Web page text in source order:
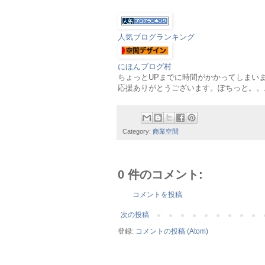
人気ブログランキング
にほんブログ村
ちょっとUPまでに時間がかかってしまい
応援ありがとうございます。ぽちっと。
Category: 商業空間
0 件のコメント:
コメントを投稿
次の投稿
登録: コメントの投稿 (Atom)